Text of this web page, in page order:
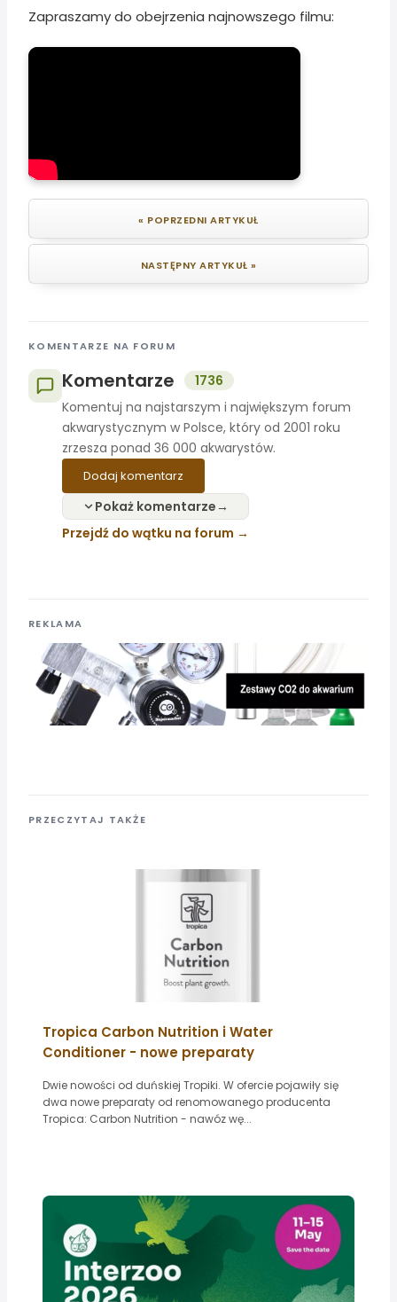
Zapraszamy do obejrzenia najnowszego filmu:
« POPRZEDNI ARTYKUŁ
NASTĘPNY ARTYKUŁ »
KOMENTARZE NA FORUM
Komentarze
1736
Komentuj na najstarszym i największym forum
akwarystycznym w Polsce, który od 2001 roku
zrzesza ponad 36 000 akwarystów.
Dodaj komentarz
Pokaż komentarze
Przejdź do wątku na forum
REKLAMA
PRZECZYTAJ TAKŻE
Tropica Carbon Nutrition i Water
Conditioner - nowe preparaty
Dwie nowości od duńskiej Tropiki. W ofercie pojawiły się
dwa nowe preparaty od renomowanego producenta
Tropica: Carbon Nutrition - nawóz wę...